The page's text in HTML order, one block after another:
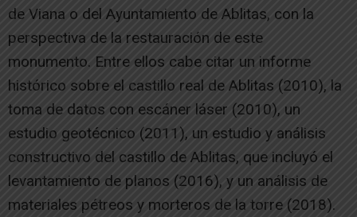
de Viana o del Ayuntamiento de Ablitas, con la
perspectiva de la restauración de este
monumento. Entre ellos cabe citar un informe
histórico sobre el castillo real de Ablitas (2010), la
toma de datos con escáner láser (2010), un
estudio geotécnico (2011), un estudio y análisis
constructivo del castillo de Ablitas, que incluyó el
levantamiento de planos (2016), y un análisis de
materiales pétreos y morteros de la torre (2018).